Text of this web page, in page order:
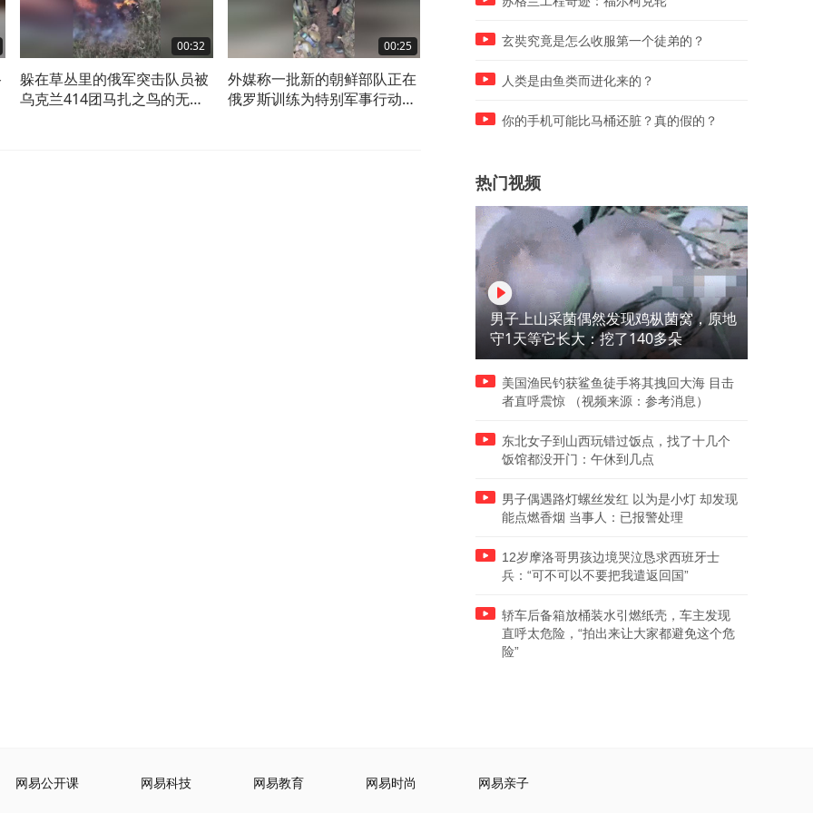
00:32
躲在草丛里的俄军突击队员被
乌克兰414团马扎之鸟的无人
00:25
外媒称一批新的朝鲜部队正在
俄罗斯训练为特别军事行动做
00:27
俄罗斯的雅罗斯拉夫尔炼油厂
俄罗斯指挥官逼迫不听话的
抽他
玄奘究竟是怎么收服第一个徒弟的？
人类是由鱼类而进化来的？
你的手机可能比马桶还脏？真的假的？
热门视频
男子上山采菌偶然发现鸡枞菌窝，原地
守1天等它长大：挖了140多朵
美国渔民钓获鲨鱼徒手将其拽回大海 目击
者直呼震惊 （视频来源：参考消息）
东北女子到山西玩错过饭点，找了十几个
饭馆都没开门：午休到几点
男子偶遇路灯螺丝发红 以为是小灯 却发现
能点燃香烟 当事人：已报警处理
12岁摩洛哥男孩边境哭泣恳求西班牙士
兵：“可不可以不要把我遣返回国”
轿车后备箱放桶装水引燃纸壳，车主发现
直呼太危险，“拍出来让大家都避免这个危
险”
网易公开课 网易科技 网易教育 网易时尚 网易亲子